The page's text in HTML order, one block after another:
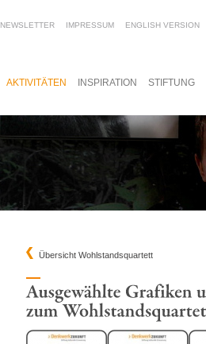
AKTIVITÄTEN INSPIRATION STIFTUNG
Übersicht Wohlstandsquartett
NEWSLETTER IMPRESSUM ENGLISH VERSION